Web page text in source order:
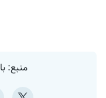
منبع: